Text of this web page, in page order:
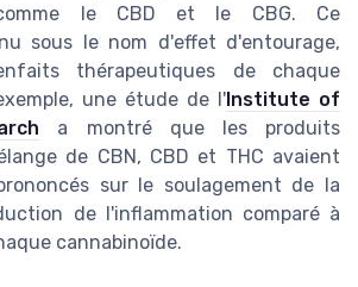
comme le CBD et le CBG. Ce
sous le nom d'effet d'entourage,
thérapeutiques de chaque
une étude de l'Institute of
a montré que les produits
de CBN, CBD et THC avaient
sur le soulagement de la
de l'inflammation comparé à
cannabinoïde.